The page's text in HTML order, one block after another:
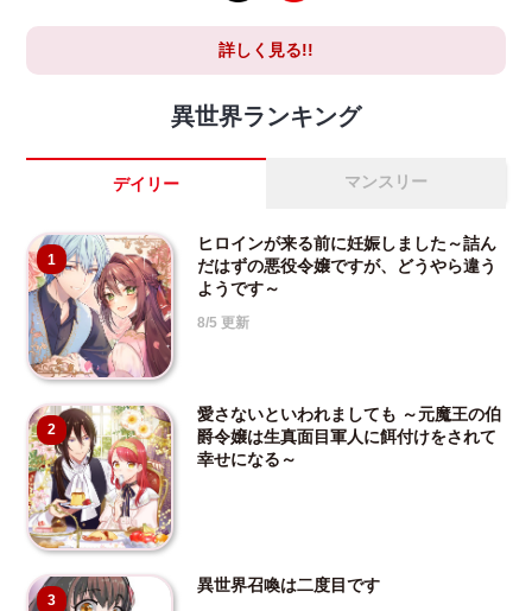
詳しく見る!!
異世界ランキング
デイリー マンスリー
1
ヒロインが来る前に妊娠しました～詰ん
だはずの悪役令嬢ですが、どうやら違う
ようです～
8/5 更新
2
愛さないといわれましても ～元魔王の伯
爵令嬢は生真面目軍人に餌付けをされて
幸せになる～
3
異世界召喚は二度目です